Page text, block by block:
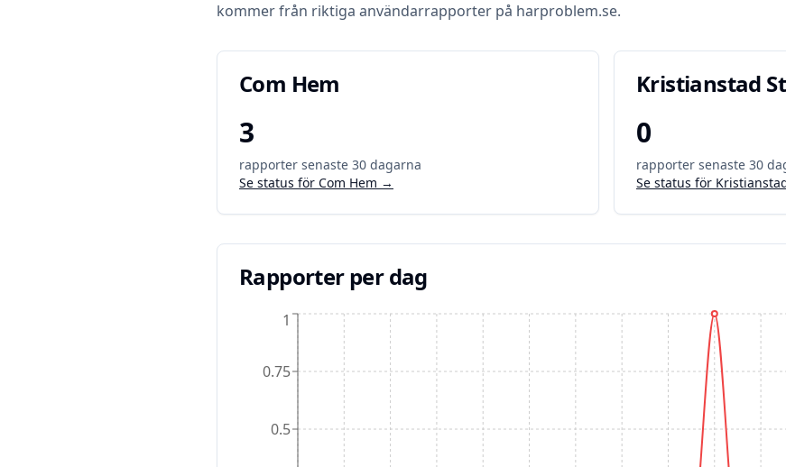
kommer från riktiga användarrapporter på harproblem.se.
Com Hem
3
rapporter senaste 30 dagarna
Se status för Com Hem →
Kristianstad
0
rapporter senaste 30
Se status för
Rapporter per dag
0.5
0.75
1